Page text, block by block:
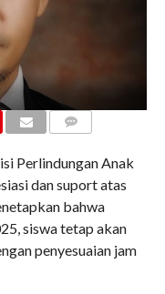
Perlindungan Anak
dan suport atas
bahwa
siswa tetap akan
penyesuaian jam